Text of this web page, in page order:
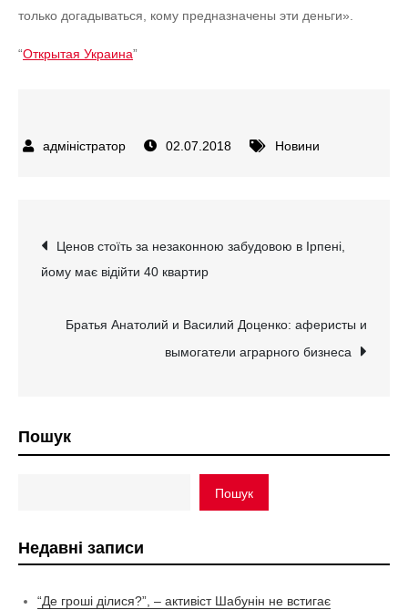
только догадываться, кому предназначены эти деньги».
“Открытая Украина”
02.07.2018 Новини
Навігація
записів
Ценов стоїть за незаконною забудовою в Ірпені,
йому має відійти 40 квартир
Братья Анатолий и Василий Доценко: аферисты и
вымогатели аграрного бизнеса
Пошук
Пошук
Недавні записи
“Де гроші ділися?”, – активіст Шабунін не встигає